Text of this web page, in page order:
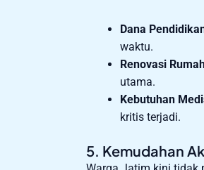
Dana
waktu.
Renovasi
utama.
Kebutuhan
kritis terjadi.
5. Kemudahan